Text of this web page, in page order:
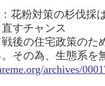
花粉対策の杉伐採
すチャンス
後の住宅政策のた
その為、生態系を
archives/